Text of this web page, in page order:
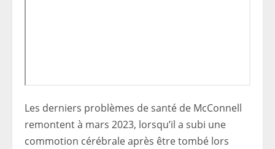
Les derniers problèmes de santé de McConnell
remontent à mars 2023, lorsqu’il a subi une
commotion cérébrale après être tombé lors